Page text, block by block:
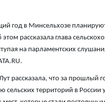
год в Минсельхозе
этом рассказала глава
на парламентских
рассказала, что за прошлый
сельских территорий в России